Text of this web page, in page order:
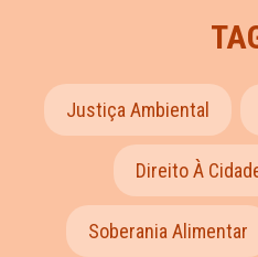
Justiça Ambiental
Direito À
Soberania Alimentar